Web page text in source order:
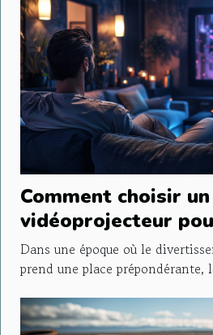
Comment choisir
vidéoprojecteur
expérience cinéma
Dans une époque où le
prend une place